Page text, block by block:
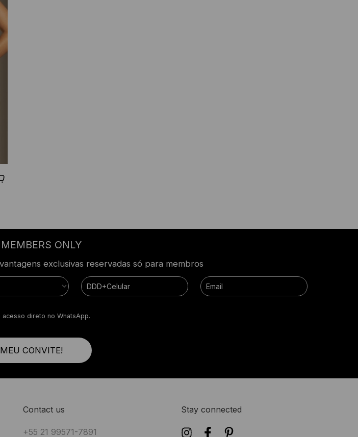
ONLY
exclusivas reservadas só para membros
CONVITE!
direto no WhatsApp.
Contact us
+55 21 99571-7891
Stay connected